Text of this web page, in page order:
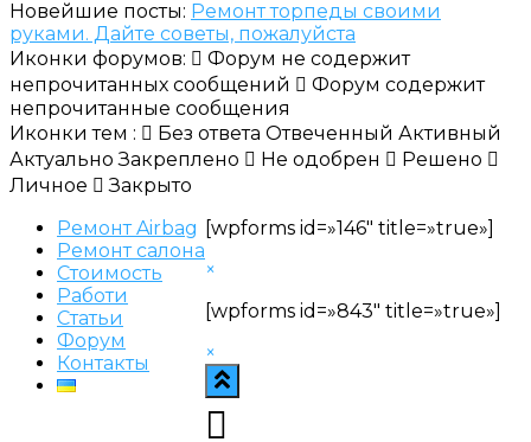
Новейшие посты: Ремонт торпеды своими
руками. Дайте советы, пожалуйста
Иконки форумов:
Форум не содержит
непрочитанных сообщений
Форум содержит
непрочитанные сообщения
Иконки тем :
Без ответа Отвеченный Активный
Актуально Закреплено Не одобрен
Решено
Личное
Закрыто
Ремонт Airbag
Ремонт салона
Стоимость
Работи
Статьи
Форум
Контакты
[wpforms id=»146″ title=»true»]
×
[wpforms id=»843″ title=»true»]
×